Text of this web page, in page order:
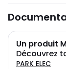
Un produit
Découvrez
PARK ELEC